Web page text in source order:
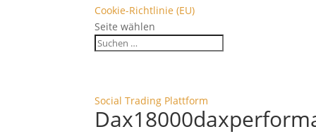
Cookie-Richtlinie (EU)
Seite wählen
Social Trading Plattform